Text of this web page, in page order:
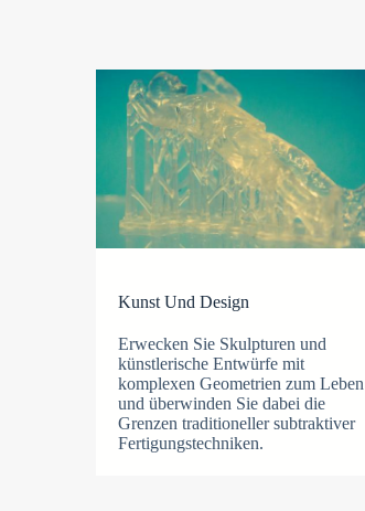
Kunst Und Design
Erwecken Sie Skulpturen und
künstlerische Entwürfe mit
komplexen Geometrien zum Leben
und überwinden Sie dabei die
Grenzen traditioneller subtraktiver
Fertigungstechniken.